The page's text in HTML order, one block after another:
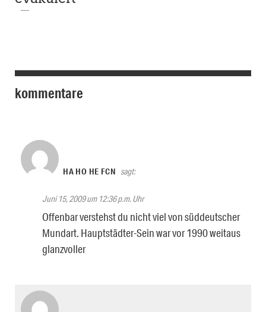
kommentare
HA HO HE FCN sagt:
Juni 15, 2009 um 12:36 p.m. Uhr
Offenbar verstehst du nicht viel von süddeutscher
Mundart. Hauptstädter-Sein war vor 1990 weitaus
glanzvoller